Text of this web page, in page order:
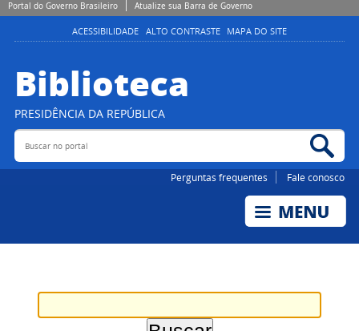
Portal do Governo Brasileiro Atualize sua Barra de Governo
ACESSIBILIDADE ALTO CONTRASTE MAPA DO SITE
Biblioteca
PRESIDÊNCIA DA REPÚBLICA
Buscar no portal
Perguntas frequentes Fale conosco